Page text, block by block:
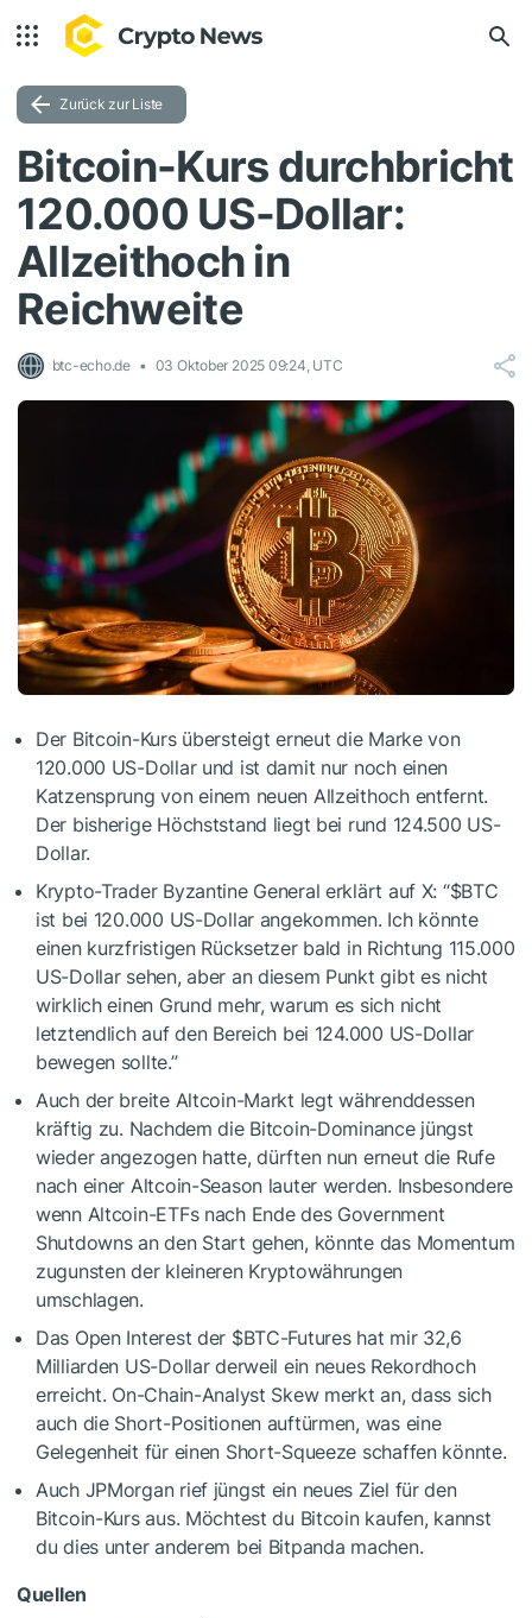
Zurück zur Liste
Bitcoin-Kurs durchbricht
120.000 US-Dollar:
Allzeithoch in
Reichweite
btc-echo.de 03 Oktober 2025 09:24, UTC
Der Bitcoin-Kurs übersteigt erneut die Marke von
120.000 US-Dollar und ist damit nur noch einen
Katzensprung von einem neuen Allzeithoch entfernt.
Der bisherige Höchststand liegt bei rund 124.500 US-
Dollar.
Krypto-Trader Byzantine General erklärt auf X: “$BTC
ist bei 120.000 US-Dollar angekommen. Ich könnte
einen kurzfristigen Rücksetzer bald in Richtung 115.000
US-Dollar sehen, aber an diesem Punkt gibt es nicht
wirklich einen Grund mehr, warum es sich nicht
letztendlich auf den Bereich bei 124.000 US-Dollar
bewegen sollte.”
Auch der breite Altcoin-Markt legt währenddessen
kräftig zu. Nachdem die Bitcoin-Dominance jüngst
wieder angezogen hatte, dürften nun erneut die Rufe
nach einer Altcoin-Season lauter werden. Insbesondere
wenn Altcoin-ETFs nach Ende des Government
Shutdowns an den Start gehen, könnte das Momentum
zugunsten der kleineren Kryptowährungen
umschlagen.
Das Open Interest der $BTC-Futures hat mir 32,6
Milliarden US-Dollar derweil ein neues Rekordhoch
erreicht. On-Chain-Analyst Skew merkt an, dass sich
auch die Short-Positionen auftürmen, was eine
Gelegenheit für einen Short-Squeeze schaffen könnte.
Auch JPMorgan rief jüngst ein neues Ziel für den
Bitcoin-Kurs aus. Möchtest du Bitcoin kaufen, kannst
du dies unter anderem bei Bitpanda machen.
Quellen